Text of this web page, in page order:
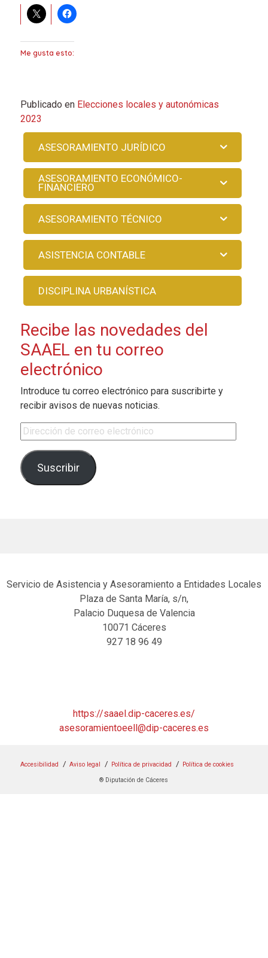
Me gusta esto:
Publicado en Elecciones locales y autonómicas
2023
ASESORAMIENTO JURÍDICO
ASESORAMIENTO ECONÓMICO-
FINANCIERO
ASESORAMIENTO TÉCNICO
ASISTENCIA CONTABLE
DISCIPLINA URBANÍSTICA
Recibe las novedades del
SAAEL en tu correo
electrónico
Introduce tu correo electrónico para suscribirte y
recibir avisos de nuevas noticias.
Dirección de correo electrónico
Suscribir
Servicio de Asistencia y Asesoramiento a Entidades Locales
Plaza de Santa María, s/n,
Palacio Duquesa de Valencia
10071 Cáceres
927 18 96 49
https://saael.dip-caceres.es/
asesoramientoeell@dip-caceres.es
Accesibilidad Aviso legal Política de privacidad
Política de cookies
® Diputación de Cáceres